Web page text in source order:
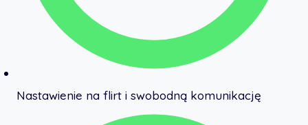
Nastawienie na flirt i swobodną komunikację